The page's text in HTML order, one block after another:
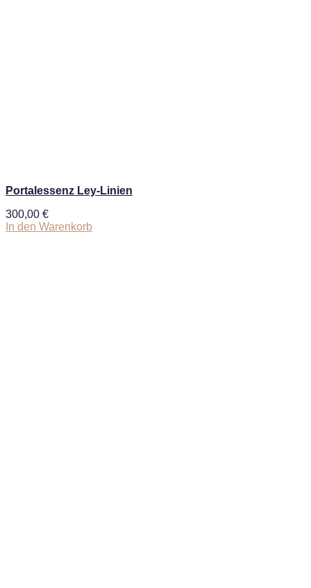
Portalessenz Ley-Linien
300,00 €
In den Warenkorb